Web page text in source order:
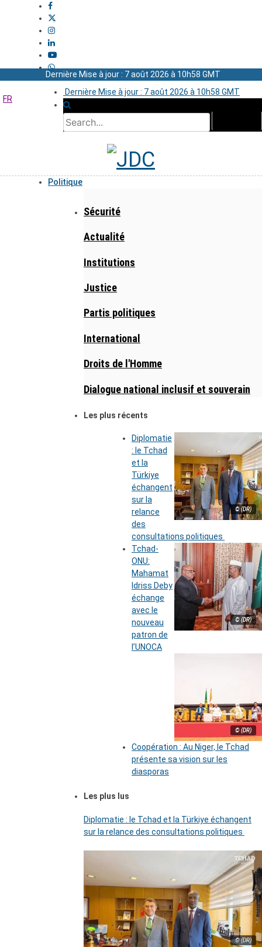
Dernière Mise à jour : 7 août 2026 à 10h58 GMT
Dernière Mise à jour : 7 août 2026 à 10h58 GMT
FR
Politique
Sécurité
Actualité
Institutions
Justice
Partis politiques
International
Droits de l'Homme
Dialogue national inclusif et souverain
Les plus récents
© (DR)
Diplomatie
: le Tchad
et la
Türkiye
échangent
sur la
relance
des
consultations politiques
© (DR)
Tchad-
ONU:
Mahamat
Idriss Deby
échange
avec le
nouveau
patron de
l’UNOCA
© (DR)
Coopération : Au Niger, le Tchad
présente sa vision sur les
diasporas
Les plus lus
Diplomatie : le Tchad et la Türkiye échangent
sur la relance des consultations politiques
© (DR)